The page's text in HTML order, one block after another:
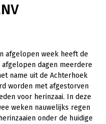
afgelopen week heeft de
dagen meerdere
name uit de Achterhoek
worden met afgestorven
voor herinzaai. In deze
weken nauwelijks regen
onder de huidige